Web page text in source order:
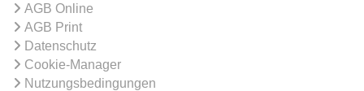
AGB Online
AGB Print
Datenschutz
Cookie-Manager
Nutzungsbedingungen